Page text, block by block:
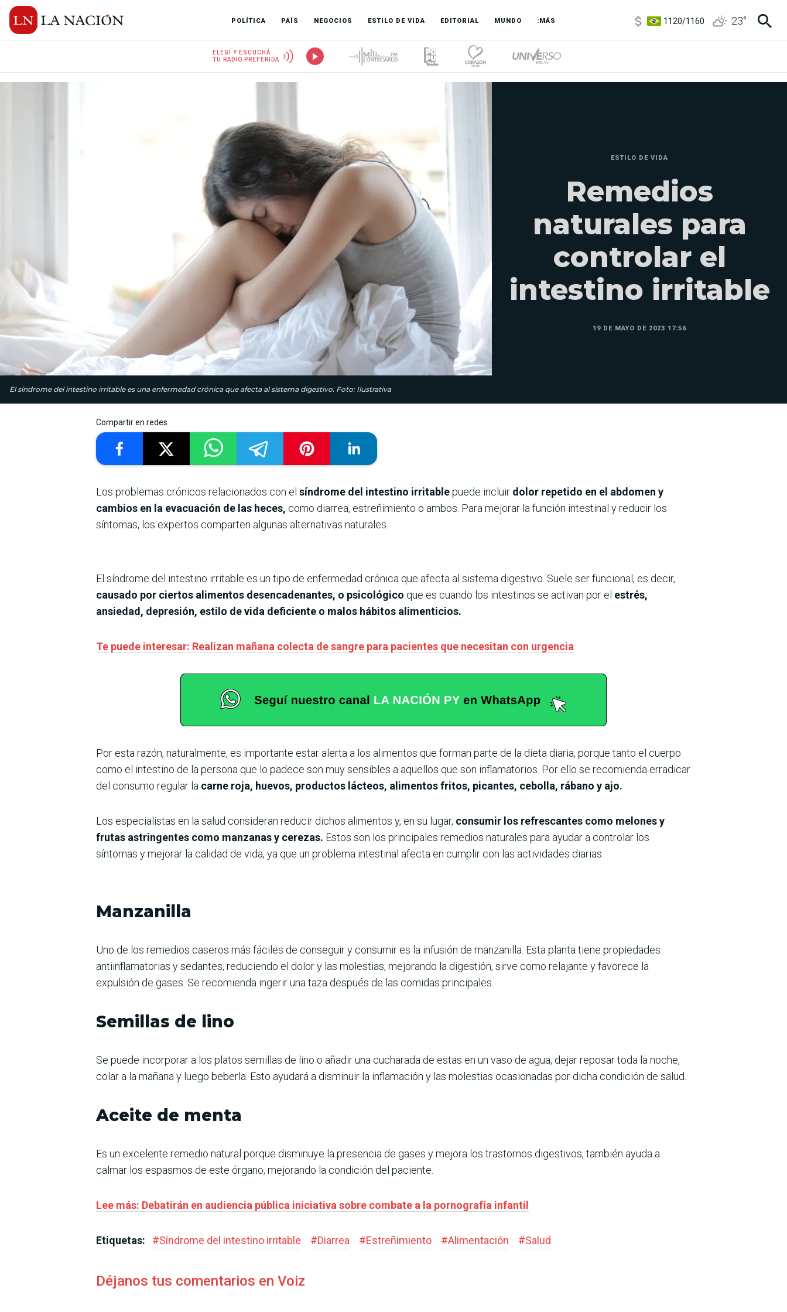
POLÍTICA PAÍS NEGOCIOS ESTILO DE VIDA EDITORIAL MUNDO :MÁS
3,6/3,9
23°
ELEGÍ Y ESCUCHÁ
TU RADIO PREFERIDA
El síndrome del intestino irritable es una enfermedad crónica que afecta al sistema digestivo. Foto: Ilustrativa
ESTILO DE VIDA
Remedios
naturales para
controlar el
intestino irritable
19 DE MAYO DE 2023 17:56
Compartir en redes
Los problemas crónicos relacionados con el síndrome del intestino irritablepuede incluir dolor repetido en el abdomen y
cambios en la evacuación de las heces, como diarrea, estreñimiento o ambos. Para mejorar la función intestinal y reducir los
síntomas, los expertos comparten algunas alternativas naturales.
El síndrome del intestino irritable es un tipo de enfermedad crónica que afecta al sistema digestivo. Suele ser funcional, es decir,
causado por ciertos alimentos desencadenantes, o psicológico que es cuando los intestinos se activan por el estrés,
ansiedad, depresión, estilo de vida deficiente o malos hábitos alimenticios.
Te puede interesar: Realizan mañana colecta de sangre para pacientes que necesitan con urgencia
Por esta razón, naturalmente, es importante estar alerta a los alimentos que forman parte de la dieta diaria, porque tanto el cuerpo
como el intestino de la persona que lo padece son muy sensibles a aquellos que son inflamatorios. Por ello se recomienda erradicar
del consumo regular la carne roja, huevos, productos lácteos, alimentos fritos, picantes, cebolla, rábano y ajo.
Los especialistas en la salud consideran reducir dichos alimentos y, en su lugar, consumir los refrescantes como melones y
frutas astringentes como manzanas y cerezas. Estos son los principales remedios naturales para ayudar a controlar los
síntomas y mejorar la calidad de vida, ya que un problema intestinal afecta en cumplir con las actividades diarias.
Manzanilla
Uno de los remedios caseros más fáciles de conseguir y consumir es la infusión de manzanilla. Esta planta tiene propiedades
antiinflamatorias y sedantes, reduciendo el dolor y las molestias, mejorando la digestión, sirve como relajante y favorece la
expulsión de gases. Se recomienda ingerir una taza después de las comidas principales.
Semillas de lino
Se puede incorporar a los platos semillas de lino o añadir una cucharada de estas en un vaso de agua, dejar reposar toda la noche,
colar a la mañana y luego beberla. Esto ayudará a disminuir la inflamación y las molestias ocasionadas por dicha condición de salud.
Aceite de menta
Es un excelente remedio natural porque disminuye la presencia de gases y mejora los trastornos digestivos, también ayuda a
calmar los espasmos de este órgano, mejorando la condición del paciente.
Lee más: Debatirán en audiencia pública iniciativa sobre combate a la pornografía infantil
Etiquetas: #Síndrome del intestino irritable #Diarrea #Estreñimiento #Alimentación #Salud
Déjanos tus comentarios en Voiz